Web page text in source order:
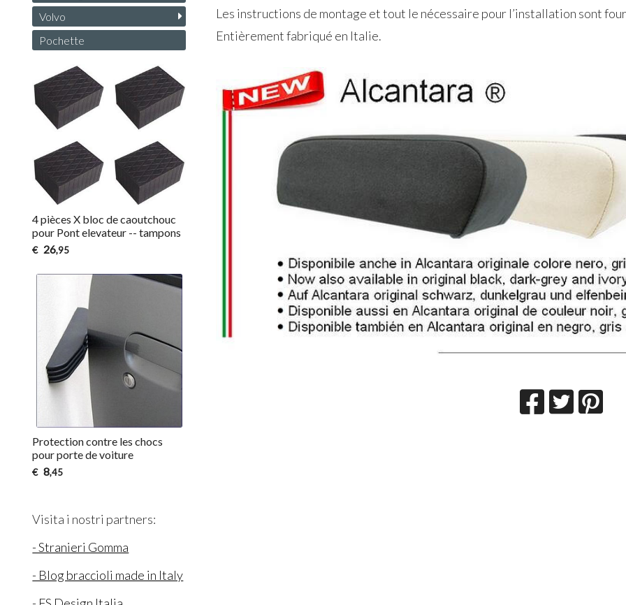
Les instructions de montage et tout le nécessaire pour l’installation sont
Entièrement fabriqué en Italie.
Volvo
Pochette
4 pièces X bloc de caoutchouc
pour Pont elevateur -- tampons
€ 26,95
Protection contre les chocs
pour porte de voiture
€ 8,45
Visita i nostri partners:
- Stranieri Gomma
- Blog braccioli made in Italy